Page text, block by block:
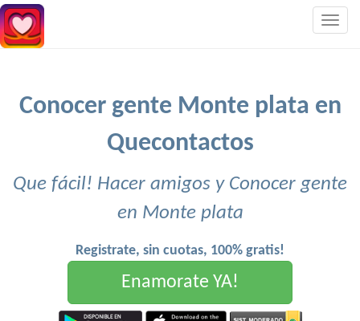
Conocer gente Monte plata en
Quecontactos
Que fácil! Hacer amigos y Conocer gente
en Monte plata
Registrate, sin cuotas, 100% gratis!
Enamorate YA!